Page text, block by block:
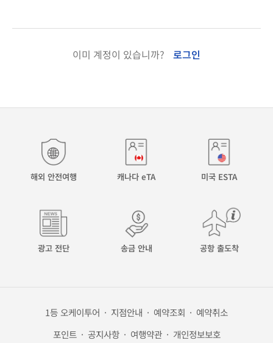
이미 계정이 있습니까? 로그인
해외 안전여행 캐나다 eTA 미국 ESTA
광고 전단 송금 안내 공항 출도착
1등 오케이투어 · 지점안내 · 예약조회 · 예약취소
포인트 · 공지사항 · 여행약관 · 개인정보보호